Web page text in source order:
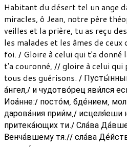
Habitant du désert tel un ange
miracles, ô Jean, notre père
veilles et la prière, tu as reçu
les malades et les âmes de
foi. / Gloire à celui qui t'a donné
t'a couronné, // gloire à celui
tous des guérisons. /
а́нгел,/ и чудотво́рец яви́лся
Иоа́нне:/ посто́м, бде́нием,
дарова́ния прии́м,/
притека́ющих ти./ Сла́ва
Венча́вшему тя:// сла́ва